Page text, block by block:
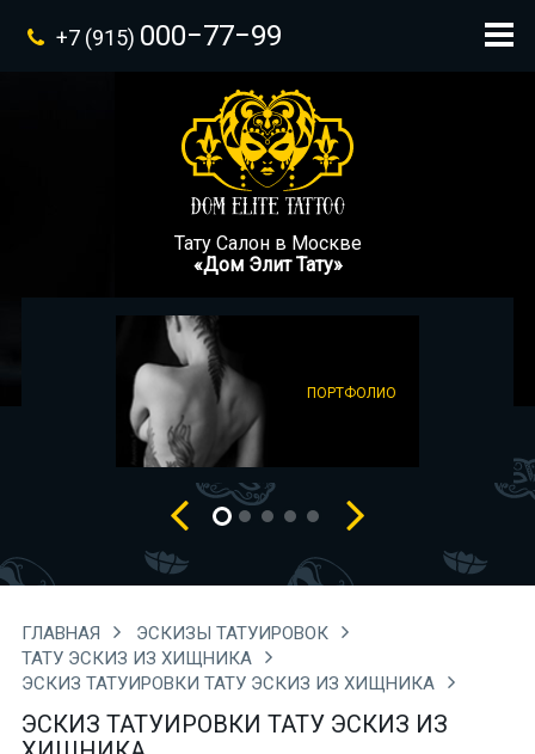
+7 (915) 000−77−99
Тату Салон в Москве
«Дом Элит Тату»
ПОРТФОЛИО
ГЛАВНАЯ
ЭСКИЗЫ ТАТУИРОВОК
ТАТУ ЭСКИЗ ИЗ ХИЩНИКА
ЭСКИЗ ТАТУИРОВКИ ТАТУ ЭСКИЗ ИЗ ХИЩНИКА
ЭСКИЗ ТАТУИРОВКИ ТАТУ ЭСКИЗ ИЗ